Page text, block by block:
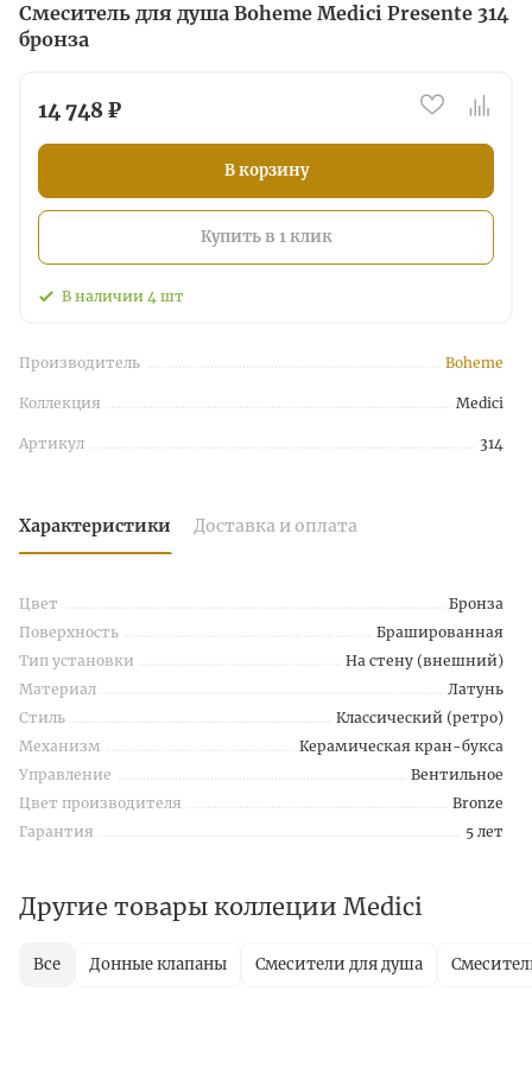
Смеситель для душа Boheme Medici Presente 314
бронза
14 748 ₽
В корзину
Купить в 1 клик
В наличии 4 шт
Производитель Boheme
Коллекция Medici
Артикул 314
Характеристики Доставка и оплата
Цвет
Бронза
Поверхность
Брашированная
Тип установки
На стену (внешний)
Материал
Латунь
Стиль
Классический (ретро)
Механизм
Керамическая кран-букса
Управление
Вентильное
Цвет производителя
Bronze
Гарантия
5 лет
Другие товары коллеции Medici
Все Донные клапаны Смесители для душа